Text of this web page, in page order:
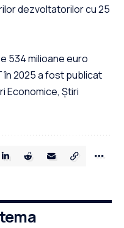
dezvoltatorilor cu 25
534 milioane euro
în 2025 a fost publicat
Economice, Știri